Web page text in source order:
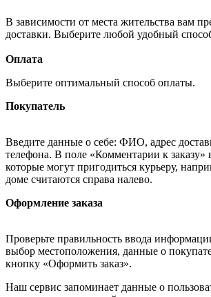
В зависимости от места жительства вам
доставки. Выберите любой удобный
Оплата
Выберите оптимальный способ оплаты.
Покупатель
Введите данные о себе: ФИО, адрес
телефона. В поле «Комментарии к заказу»
которые могут пригодиться курьеру,
доме считаются справа налево.
Оформление заказа
Проверьте правильность ввода
выбор местоположения, данные о
кнопку «Оформить заказ».
Наш сервис запоминает данные о